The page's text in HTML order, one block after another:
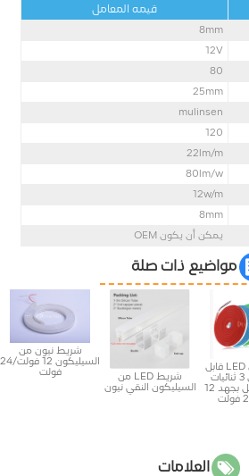
قيمه المعامل
8mm
12V
80
25mm
mulinsen
120
22lm/m
80lm/w
12w/m
8mm
يمكن أن يكون OEM
مواضيع ذات صلة
شريط نيون LED قابل
للقطع كل 3 ثنائيات
ضوئية، يعمل بجهد 12
شريط LED من
السيليكون النقي نيون
شريط نيون من
السيليكون 12 فولت/24
فولت
العلامات